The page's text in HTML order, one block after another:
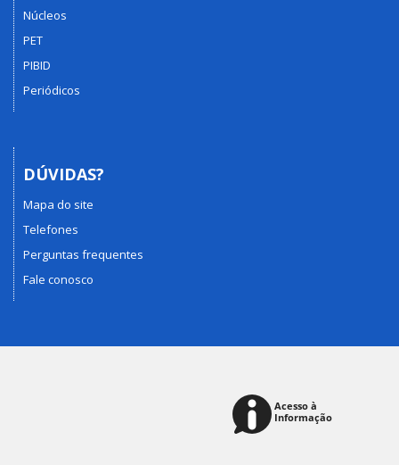
Núcleos
PET
PIBID
Periódicos
DÚVIDAS?
Mapa do site
Telefones
Perguntas frequentes
Fale conosco